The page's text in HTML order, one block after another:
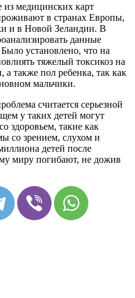
медицинских карт
в странах Европы,
и в Новой Зеландии. В
данные
установлено, что на
тяжелый токсикоз на
а также пол ребенка, так как
мальчики.
считается серьезной
у таких детей могут
здоровьем, такие как
со зрением, слухом и
детей после
миру погибают, не дожив